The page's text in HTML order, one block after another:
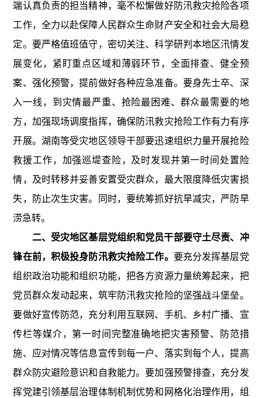
端认真负责的担当精神，毫不松懈做好防汛救灾抢险各项
工作，全力以赴保障人民群众生命财产安全和社会大局稳
定。要严格值班值守，密切关注、科学研判本地区汛情发
展变化，紧盯重点区域和薄弱环节，全面排查、健全预
案、强化预警，提前做好各种应急准备。要身先士卒、深
入一线，到灾情最严重、抢险最困难、群众最需要的地
方，加强现场调度指挥，确保防汛救灾抢险工作有力有序
开展。湖南等受灾地区领导干部要迅速组织力量开展抢险
救援工作，加强巡堤查险，及时发现并第一时间处置险
情，及时转移并妥善安置受灾群众，最大限度降低灾害损
失，防止次生灾害。同时，要统筹抓好抗旱减灾，严防旱
涝急转。
二、受灾地区基层党组织和党员干部要守土尽责、冲
锋在前，积极投身防汛救灾抢险工作。 要充分发挥基层党
组织政治功能和组织功能，把各方资源力量统筹起来，把
党员群众发动起来，筑牢防汛救灾抢险的坚强战斗堡垒。
要做好宣传防范，充分利用互联网、手机、乡村广播、宣
传栏等媒介，第一时间完整准确地把灾害预警、防范措
施、应对情况等信息宣传到每一户、落实到每个人，提高
群众防灾避险意识和自救能力。要加强预警排查，充分发
挥党建引领基层治理体制机制优势和网格化治理作用，组